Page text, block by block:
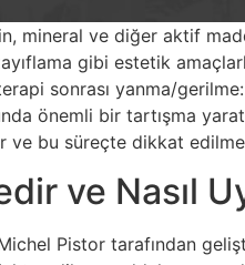
mineral ve diğer aktif
gibi estetik
sonrası yanma/
önemli bir tartışma
ve bu süreçte dikkat
ve Nasıl
Pistor tarafından